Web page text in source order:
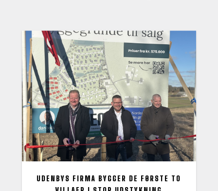
UDENBYS FIRMA BYGGER DE FØRSTE TO